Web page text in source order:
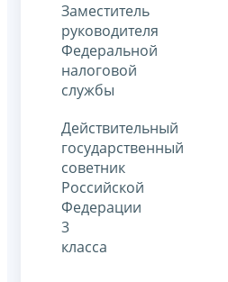
Заместитель
руководителя
Федеральной
налоговой
службы
Действительный
государственный
советник
Российской
Федерации
3
класса